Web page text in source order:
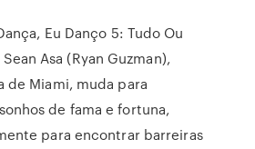
Eu Danço 5: Tudo Ou
Asa (Ryan Guzman),
de Miami, muda para
de fama e fortuna,
para encontrar barreiras